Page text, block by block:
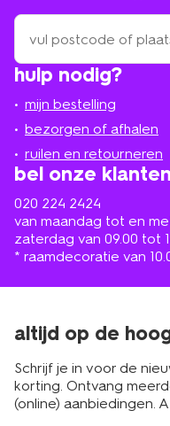
hulp nodig?
mijn bestelling
bezorgen of afhalen
ruilen en retourneren
bel onze
020 224 2424
van maandag tot en
zaterdag van 09.00 tot
* raamdecoratie van
zoek
een
winkel
bij
in
de
buurt
altijd op de
Schrijf je in voor de
korting. Ontvang
(online) aanbiedingen.